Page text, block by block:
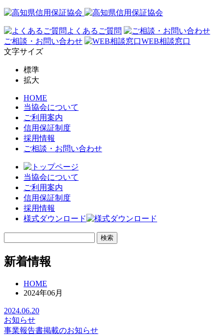
よくあるご質問
ご相談・お問い合わせ
WEB相談窓口
文字サイズ
標準
拡大
HOME
当協会について
ご利用案内
信用保証制度
採用情報
ご相談・お問い合わせ
当協会について
ご利用案内
信用保証制度
採用情報
様式ダウンロード
新着情報
HOME
2024年06月
2024.06.20
お知らせ
事業報告書掲載のお知らせ